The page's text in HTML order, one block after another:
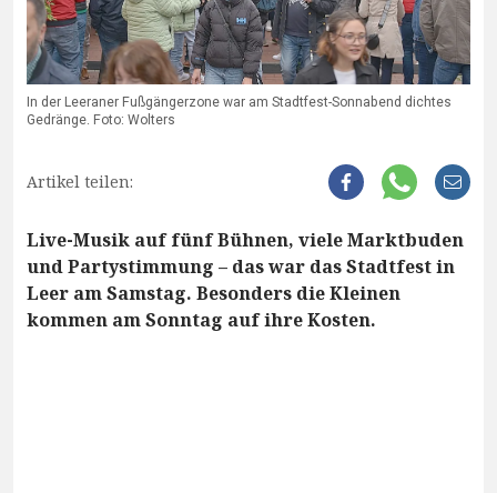
In der Leeraner Fußgängerzone war am Stadtfest-Sonnabend dichtes
Gedränge. Foto: Wolters
Artikel teilen:
Live-Musik auf fünf Bühnen, viele Marktbuden
und Partystimmung – das war das Stadtfest in
Leer am Samstag. Besonders die Kleinen
kommen am Sonntag auf ihre Kosten.